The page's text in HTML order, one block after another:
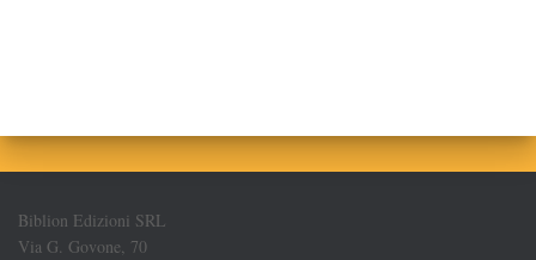
Biblion Edizioni SRL
Via G. Govone, 70